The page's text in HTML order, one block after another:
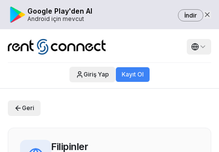
Google Play'den Al
Android için mevcut İndir
Giriş Yap Kayıt Ol
Geri
Filipinler